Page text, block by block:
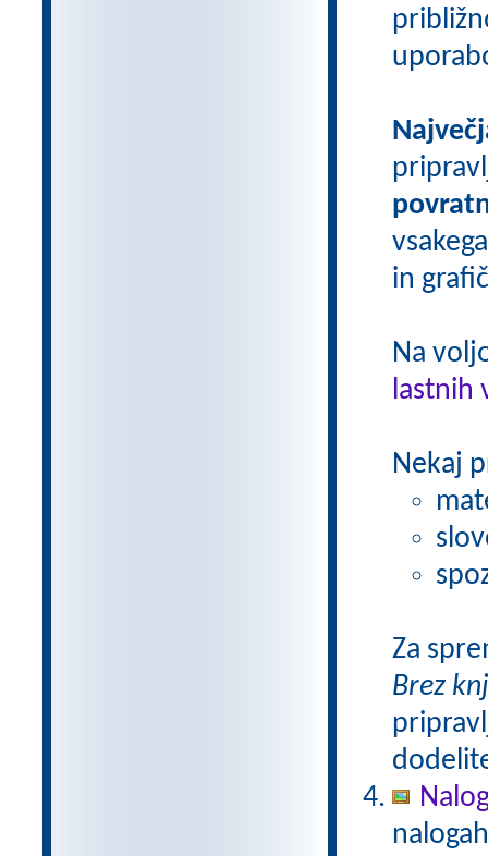
in
Na
lastnih
Nekaj
Za
Brez